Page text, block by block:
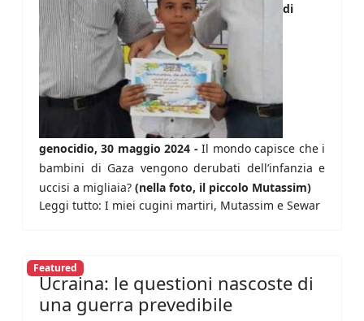
di
genocidio, 30 maggio 2024 - Il mondo capisce che i
bambini di Gaza vengono derubati dell’infanzia e
uccisi a migliaia? (nella foto, il piccolo Mutassim)
Leggi tutto: I miei cugini martiri, Mutassim e Sewar
Featured
Ucraina: le questioni nascoste di
una guerra prevedibile